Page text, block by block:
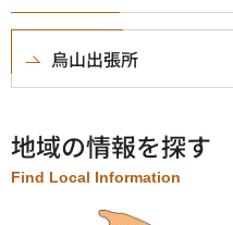
烏山出張所
地域の情報を探す
Find Local Information